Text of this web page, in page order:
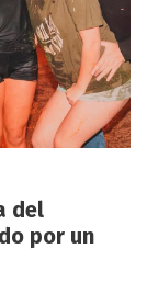
del
por un